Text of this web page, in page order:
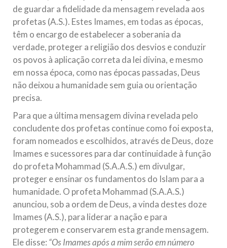
10 DE NOVEMBRO DE 2013
Falecimento do Imam Ali Ibn Al-Hussein
(A.S.)
Em nome de Deus, o Clemente, o Misericordioso! Diante da
muçulmanos, o Imam Ali Ibn Al-Hussein Ibn Ali Ibn Abi Táleb
(A.S.), conhecido por “Zein Al-Ábidin” (Formosura
NOTÍCIAS
3 DE JULHO DE 2014
Centro Islâmico no Brasil recebe o ex-
ministro das Relações Exteriores da
República Islâmica do Irã
Na noite da quinta-feira, 03 de Abril, o Centro Islâmico no
Relações Exteriores da República Islâmica do Irã, Sr. Kamal
Kharrazi, que encontra-se visitando
de guardar a fidelidade da mensagem revelada aos
profetas (A.S.). Estes Imames, em todas as épocas,
têm o encargo de estabelecer a soberania da
verdade, proteger a religião dos desvios e conduzir
os povos à aplicação correta da lei divina, e mesmo
em nossa época, como nas épocas passadas, Deus
não deixou a humanidade sem guia ou orientação
precisa.
Para que a última mensagem divina revelada pelo
concludente dos profetas continue como foi exposta,
foram nomeados e escolhidos, através de Deus, doze
Imames e sucessores para dar continuidade à função
do profeta Mohammad (S.A.A.S.) em divulgar,
proteger e ensinar os fundamentos do Islam para a
humanidade. O profeta Mohammad (S.A.A.S.)
anunciou, sob a ordem de Deus, a vinda destes doze
Imames (A.S.), para liderar a nação e para
protegerem e conservarem esta grande mensagem.
Ele disse: “Os Imames após a mim serão em número